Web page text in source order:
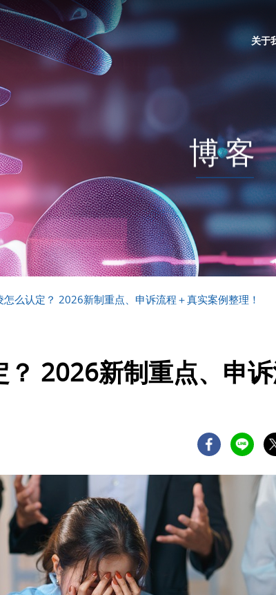
关于
博客
怎么认定？ 2026新制重点、申诉流程＋真实案例整理！
2026新制重点、申诉